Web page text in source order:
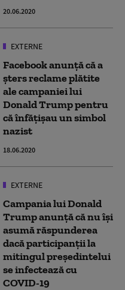
20.06.2020
EXTERNE
Facebook anunță că a
șters reclame plătite
ale campaniei lui
Donald Trump pentru
că înfățișau un simbol
nazist
18.06.2020
EXTERNE
Campania lui Donald
Trump anunță că nu își
asumă răspunderea
dacă participanții la
mitingul președintelui
se infectează cu
COVID-19